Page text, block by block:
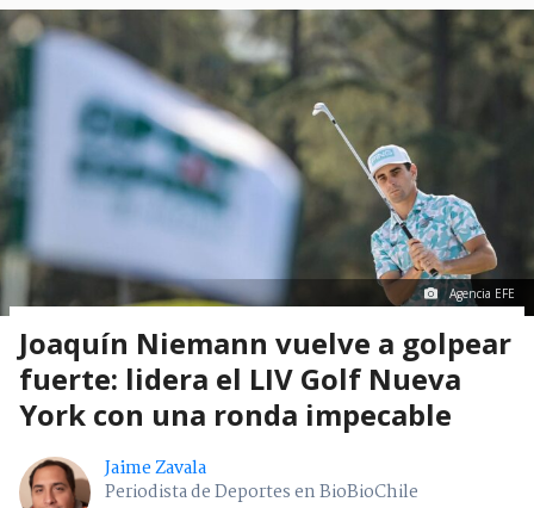
Agencia EFE
Joaquín Niemann vuelve a golpear
fuerte: lidera el LIV Golf Nueva
York con una ronda impecable
Jaime Zavala
Periodista de Deportes en BioBioChile